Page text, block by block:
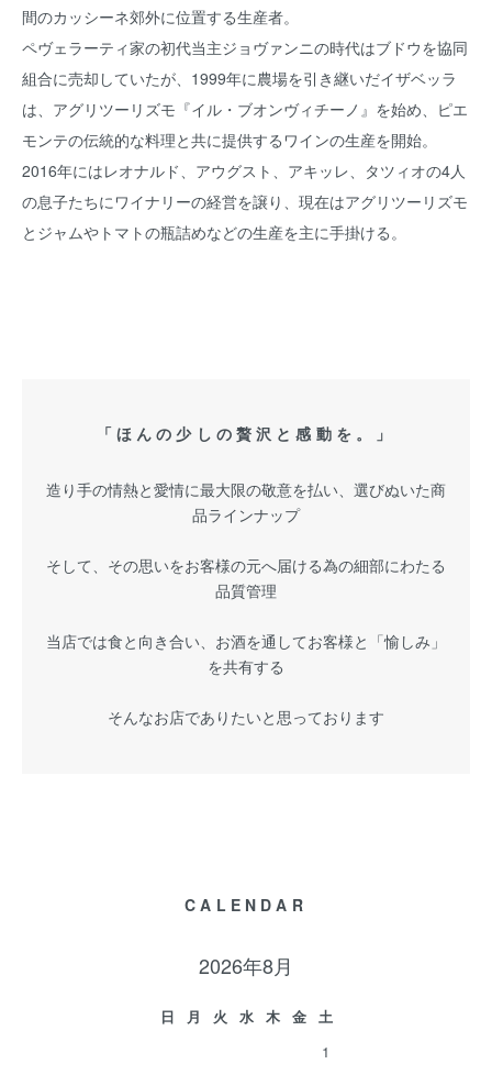
間のカッシーネ郊外に位置する生産者。
ペヴェラーティ家の初代当主ジョヴァンニの時代はブドウを協同
組合に売却していたが、1999年に農場を引き継いだイザベッラ
は、アグリツーリズモ『イル・ブオンヴィチーノ』を始め、ピエ
モンテの伝統的な料理と共に提供するワインの生産を開始。
2016年にはレオナルド、アウグスト、アキッレ、タツィオの4人
の息子たちにワイナリーの経営を譲り、現在はアグリツーリズモ
とジャムやトマトの瓶詰めなどの生産を主に手掛ける。
「ほんの少しの贅沢と感動を。」
造り手の情熱と愛情に最大限の敬意を払い、選びぬいた商
品ラインナップ
そして、その思いをお客様の元へ届ける為の細部にわたる
品質管理
当店では食と向き合い、お酒を通してお客様と「愉しみ」
を共有する
そんなお店でありたいと思っております
CALENDAR
2026年8月
日 月 火 水 木 金
土
1